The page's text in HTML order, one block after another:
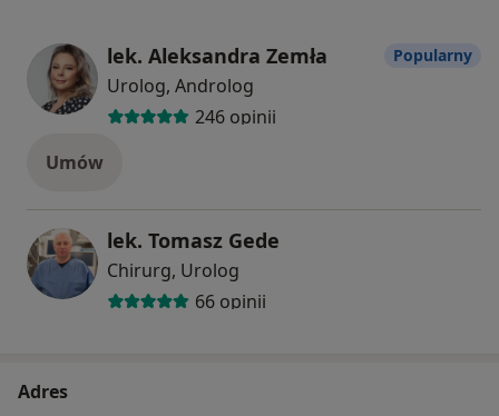
lek. Aleksandra Zemła
Urolog, Androlog
246 opinii
Popularny
Umów
lek. Tomasz Gede
Chirurg, Urolog
66 opinii
Adres